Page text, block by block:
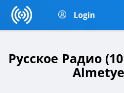
Login
Русское Радио